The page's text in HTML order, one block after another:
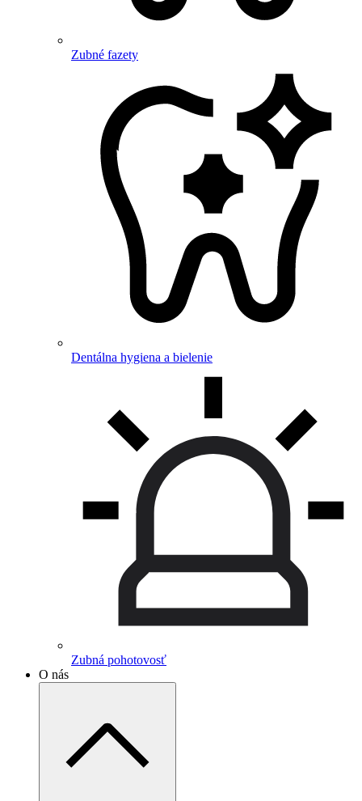
Zubné fazety
Dentálna hygiena a bielenie
Zubná pohotovosť
O nás